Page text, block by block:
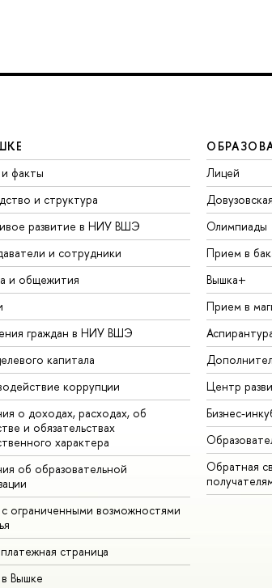
факты
и структура
развитие в НИУ ВШЭ
и сотрудники
и общежития
граждан в НИУ ВШЭ
капитала
коррупции
о доходах, расходах, об
и обязательствах
характера
об образовательной
ограниченными возможностями
страница
Вышке
Лицей
Олимпиады
Прием в
Вышка+
Прием в
Центр
Бизнес-
Обратная